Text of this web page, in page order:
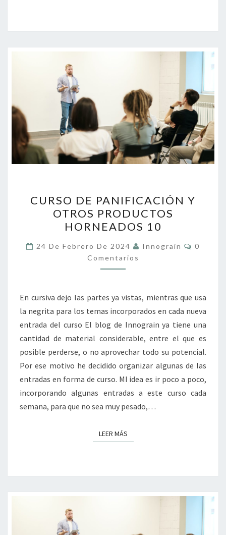
DE
PANIFICACIÓN
Y
OTROS
PRODUCTOS
HORNEADOS
CURSO DE PANIFICACIÓN Y
OTROS PRODUCTOS
HORNEADOS 10
24 De Febrero De 2024 Innograin
0
Comentarios
En cursiva dejo las partes ya vistas, mientras que usa
la negrita para los temas incorporados en cada nueva
entrada del curso El blog de Innograin ya tiene una
cantidad de material considerable, entre el que es
posible perderse, o no aprovechar todo su potencial.
Por ese motivo he decidido organizar algunas de las
entradas en forma de curso. MI idea es ir poco a poco,
incorporando algunas entradas a este curso cada
semana, para que no sea muy pesado,…
LEER MÁSLEER MÁS